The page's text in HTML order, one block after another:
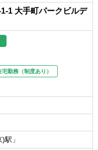
1 大手町パークビルデ
勤務（制度あり）
駅」